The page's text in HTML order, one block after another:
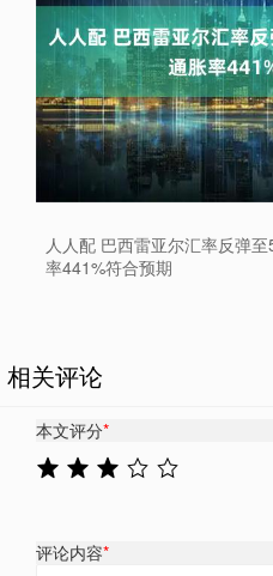
人人配 巴西雷亚尔汇率反弹
率441%符合预期
相关评论
本文评分*
评论内容*